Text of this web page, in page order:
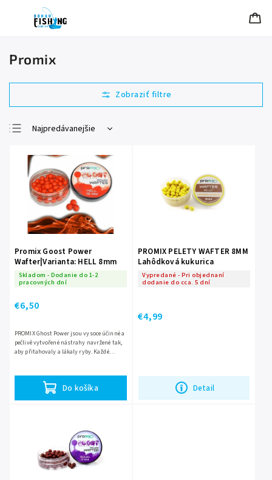
Promix
Najpredávanejšie
Najdrahšie
Abecedne
Promix Goost Power
Wafter|Varianta: HELL 8mm
Skladom - Dodanie do 1-2
pracovných dní
€6,50
Do košíka
PROMIX Ghost Power jsou vysoce účinné a
pečlivě vytvořené nástrahy navržené tak,
aby přitahovaly a lákaly ryby. Každé
PROMIX PELETY WAFTER 8MM
Lahôdková kukurica
Vypredané - Pri objednaní
dodanie do cca. 5 dní
€4,99
Detail